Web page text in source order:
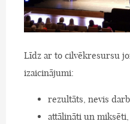
Līdz ar to cilvēkresursu
izaicinājumi:
rezultāts, nevis
attālināti un